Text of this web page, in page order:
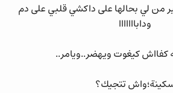
من لي بحالها على داكشي قلبي على دم
ودابااااااا
كيغوت ويهضر..ويامر..
تتجيك؟